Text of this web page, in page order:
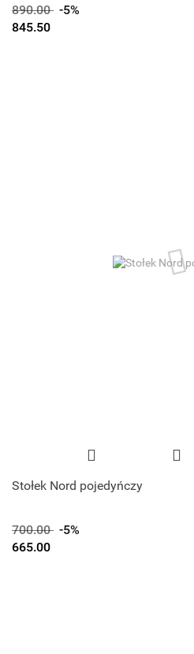
890.00 -5%
845.50
Stołek Nord pojedyńczy
700.00 -5%
665.00